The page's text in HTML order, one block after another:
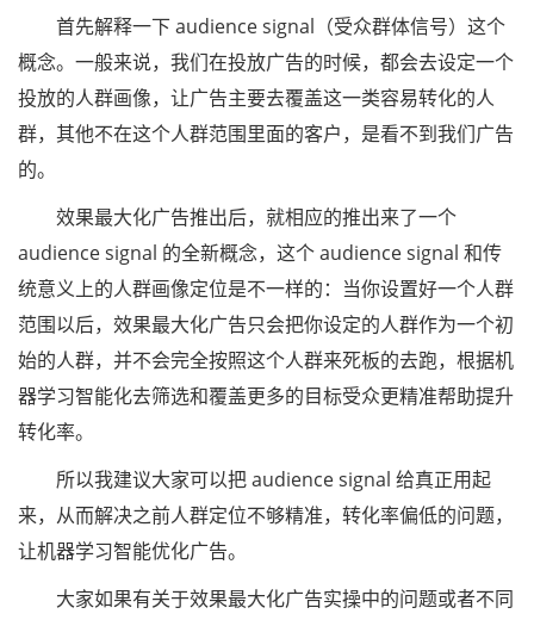
首先解释一下 audience signal（受众群体信号）这个
概念。一般来说，我们在投放广告的时候，都会去设定一个
投放的人群画像，让广告主要去覆盖这一类容易转化的人
群，其他不在这个人群范围里面的客户，是看不到我们广告
的。
效果最大化广告推出后，就相应的推出来了一个
audience signal 的全新概念，这个 audience signal 和传
统意义上的人群画像定位是不一样的：当你设置好一个人群
范围以后，效果最大化广告只会把你设定的人群作为一个初
始的人群，并不会完全按照这个人群来死板的去跑，根据机
器学习智能化去筛选和覆盖更多的目标受众更精准帮助提升
转化率。
所以我建议大家可以把 audience signal 给真正用起
来，从而解决之前人群定位不够精准，转化率偏低的问题，
让机器学习智能优化广告。
大家如果有关于效果最大化广告实操中的问题或者不同